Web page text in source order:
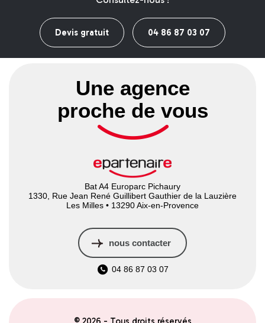
Devis gratuit 04 86 87 03 07
Une agence
proche de vous
Bat A4 Europarc Pichaury
1330, Rue Jean René Guillibert Gauthier de la Lauzière
Les Milles • 13290 Aix-en-Provence
nous contacter
04 86 87 03 07